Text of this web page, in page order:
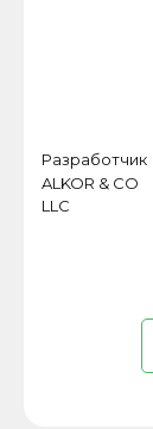
Разработчик
ALKOR & CO
LLC